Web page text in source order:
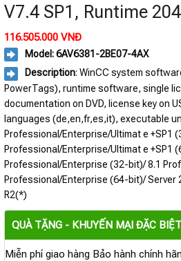
V7.4 SP1, Runtime
116.505.000 VNĐ
Model: 6AV6381-2BE07-4AX
Description: WinCC system
PowerTags), runtime software, single
documentation on DVD, license key on
languages (de,en,fr,es,it), executable
Professional/Enterprise/Ultimat e +SP1
Professional/Enterprise/Ultimat e +SP1
Professional/Enterprise (32-bit)/ 8.1
Professional/Enterprise (64-bit)/ Server
R2(*)
QUÀ TẶNG - KHUYẾN MẠI ĐẶC BIỆT
Miễn phí giao hàng Bảo hành chính